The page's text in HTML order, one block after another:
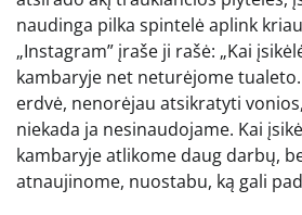
naudinga pilka spintelė aplink
„Instagram” įraše ji rašė: „Kai
kambaryje net neturėjome
erdvė, nenorėjau atsikratyti
niekada ja nesinaudojame. Kai
kambaryje atlikome daug darbų,
atnaujinome, nuostabu, ką gali